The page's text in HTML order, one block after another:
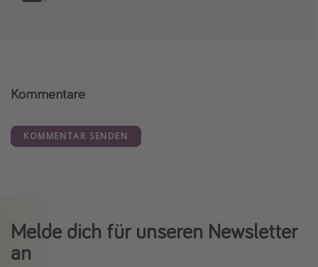
Kommentare
KOMMENTAR SENDEN
Melde dich für unseren Newsletter
an